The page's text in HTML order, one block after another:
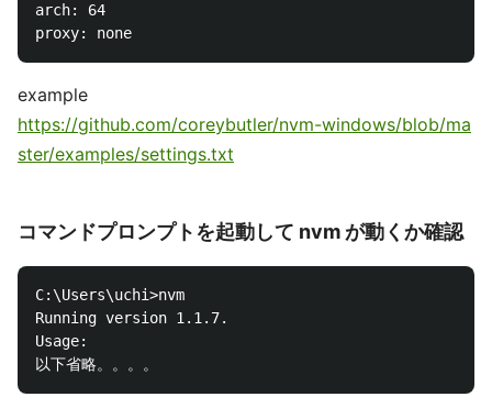
arch: 64
example
https://github.com/coreybutler/nvm-windows/blob/ma
ster/examples/settings.txt
コマンドプロンプトを起動して nvm が動くか確認
C:\Users\uchi>nvm
Running version 1.1.7.
Usage: